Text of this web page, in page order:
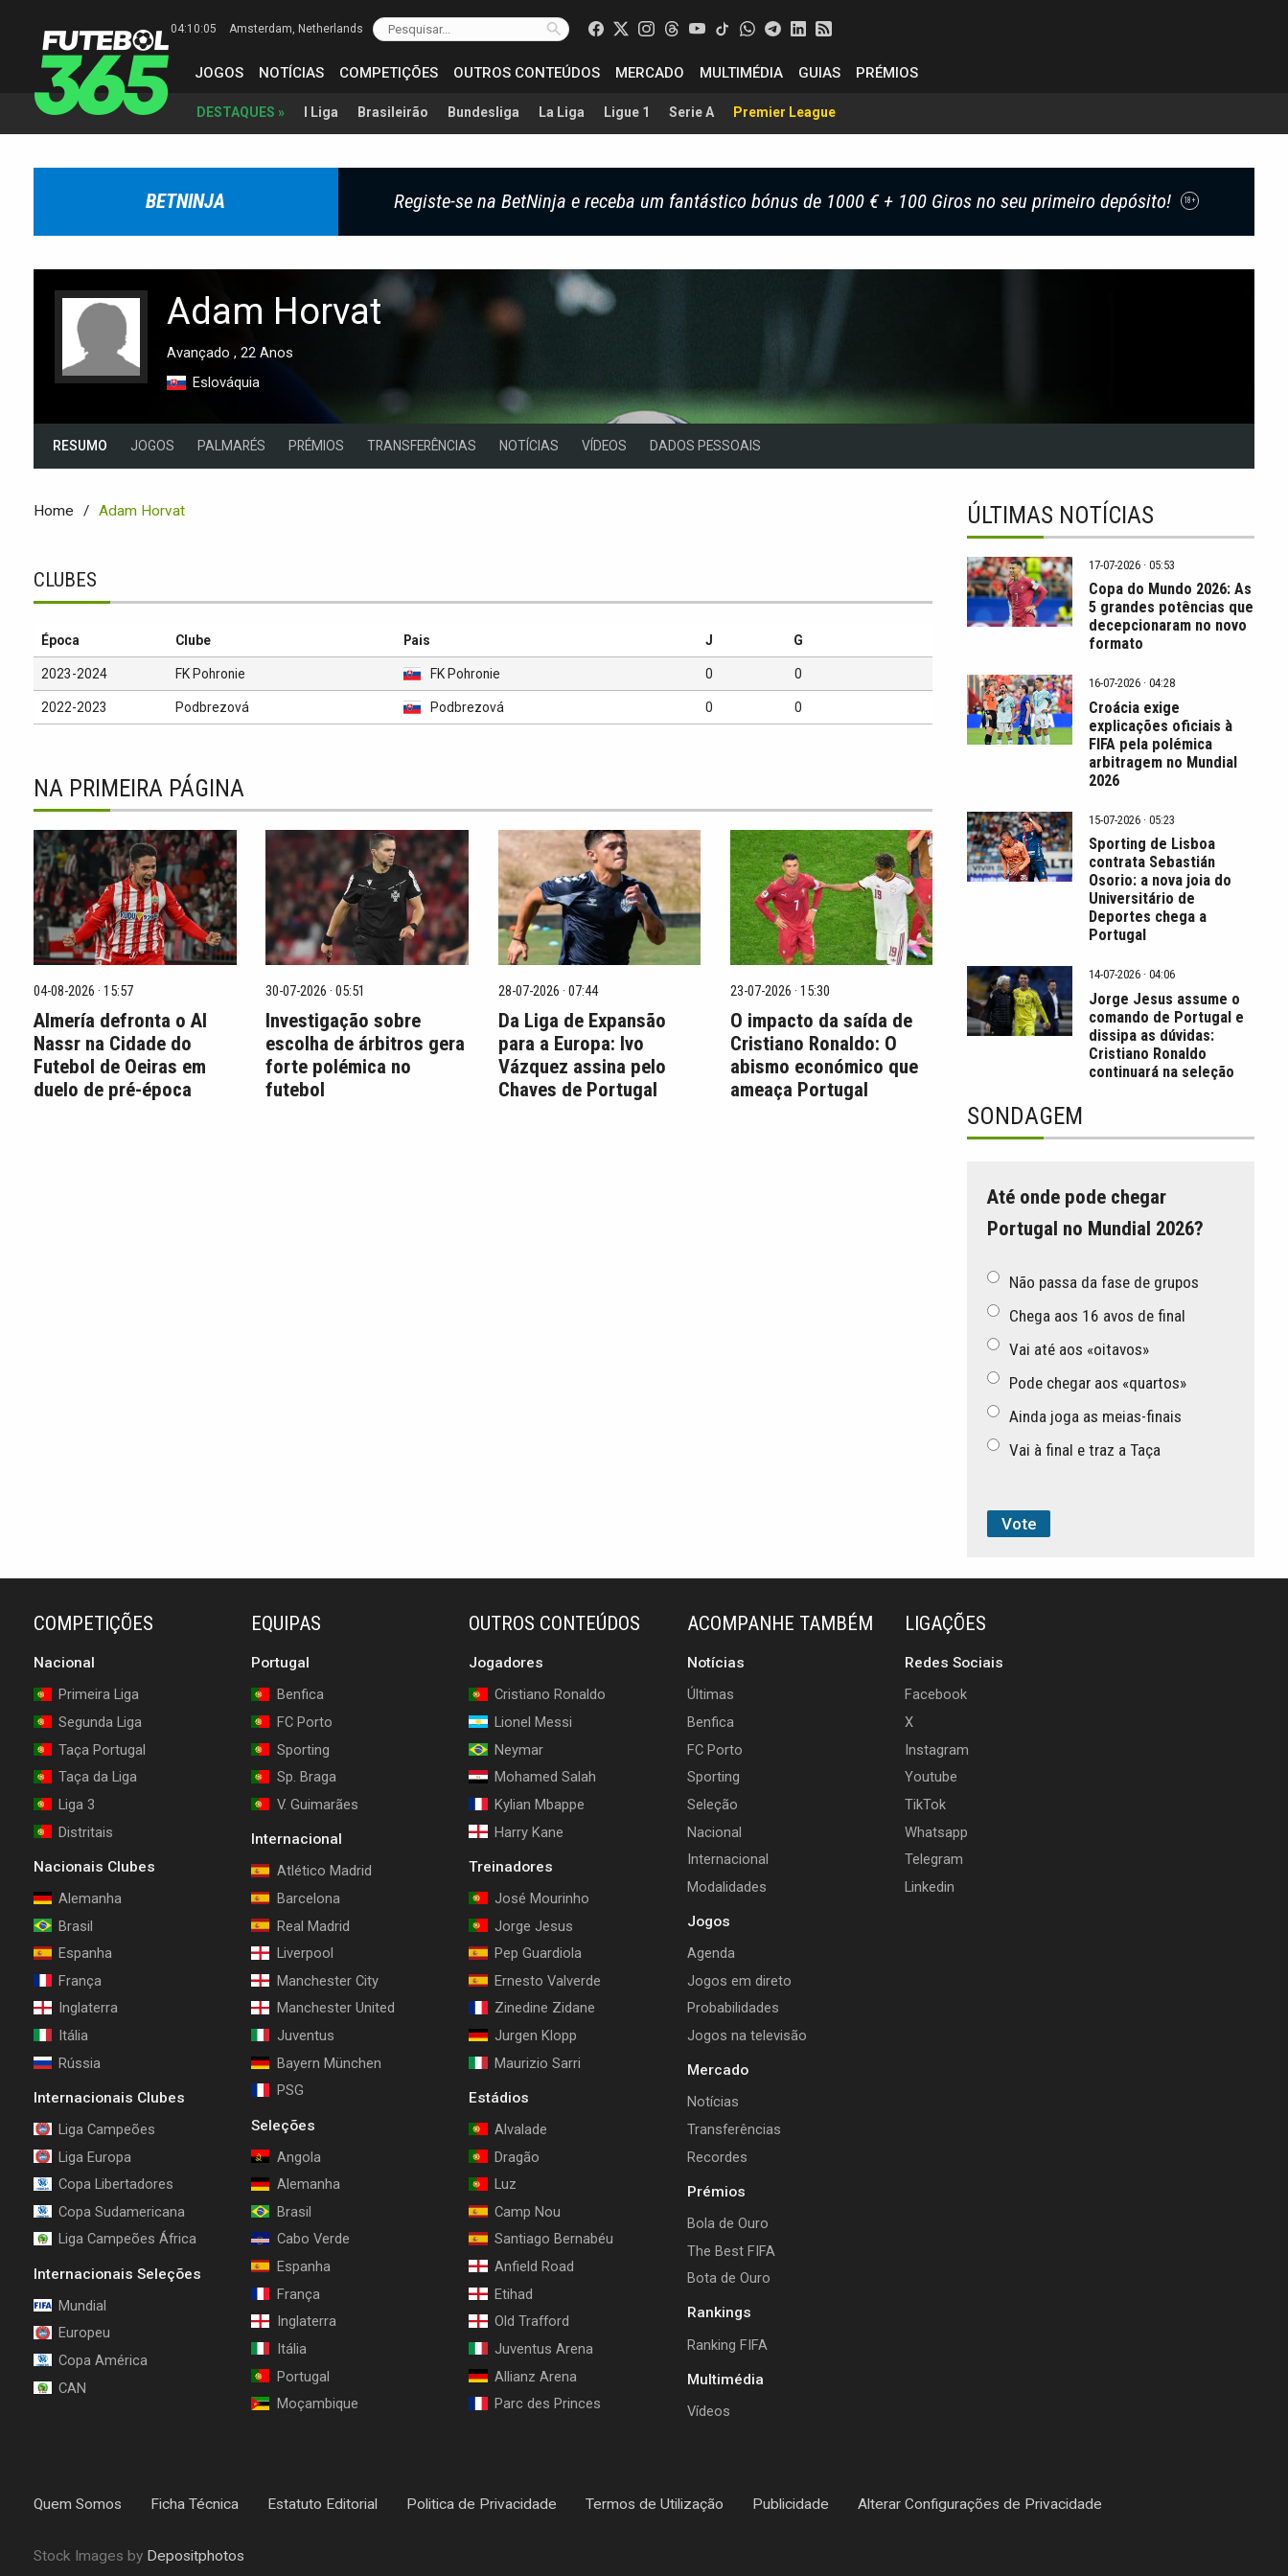
04:10:06 Amsterdam, Netherlands
JOGOS NOTÍCIAS COMPETIÇÕES OUTROS CONTEÚDOS MERCADO MULTIMÉDIA GUIAS PRÉMIOS
DESTAQUES » I Liga Brasileirão Bundesliga La Liga Ligue 1 Serie A Premier League
BETNINJA Registe-se na BetNinja e receba um fantástico bónus de 1000 € + 100 Giros no seu primeiro depósito! 18+
Adam Horvat
Avançado , 22 Anos
Eslováquia
RESUMO JOGOS PALMARÉS PRÉMIOS TRANSFERÊNCIAS NOTÍCIAS VÍDEOS DADOS PESSOAIS
Home Adam Horvat
CLUBES
Época Clube Pais J G
2023-2024 FK Pohronie FK Pohronie 0 0
2022-2023 Podbrezová Podbrezová 0 0
NA PRIMEIRA PÁGINA
04-08-2026 · 15:57
Almería defronta o Al
Nassr na Cidade do
Futebol de Oeiras em
duelo de pré-época
30-07-2026 · 05:51
Investigação sobre
escolha de árbitros gera
forte polémica no
futebol
28-07-2026 · 07:44
Da Liga de Expansão
para a Europa: Ivo
Vázquez assina pelo
Chaves de Portugal
23-07-2026 · 15:30
O impacto da saída de
Cristiano Ronaldo: O
abismo económico que
ameaça Portugal
ÚLTIMAS NOTÍCIAS
17-07-2026 · 05:53
Copa do Mundo 2026: As
5 grandes potências que
decepcionaram no novo
formato
16-07-2026 · 04:28
Croácia exige
explicações oficiais à
FIFA pela polémica
arbitragem no Mundial
2026
15-07-2026 · 05:23
Sporting de Lisboa
contrata Sebastián
Osorio: a nova joia do
Universitário de
Deportes chega a
Portugal
14-07-2026 · 04:06
Jorge Jesus assume o
comando de Portugal e
dissipa as dúvidas:
Cristiano Ronaldo
continuará na seleção
SONDAGEM
Até onde pode chegar
Portugal no Mundial 2026?
Não passa da fase de grupos
Chega aos 16 avos de final
Vai até aos «oitavos»
Pode chegar aos «quartos»
Ainda joga as meias-finais
Vai à final e traz a Taça
COMPETIÇÕES
Nacional
Primeira Liga
Segunda Liga
Taça Portugal
Taça da Liga
Liga 3
Distritais
Nacionais Clubes
Alemanha
Brasil
Espanha
França
Inglaterra
Itália
Rússia
Internacionais Clubes
Liga Campeões
Liga Europa
Copa Libertadores
Copa Sudamericana
Liga Campeões África
Internacionais Seleções
Mundial
Europeu
Copa América
CAN
EQUIPAS
Portugal
Benfica
FC Porto
Sporting
Sp. Braga
V. Guimarães
Internacional
Atlético Madrid
Barcelona
Real Madrid
Liverpool
Manchester City
Manchester United
Juventus
Bayern München
PSG
Seleções
Angola
Alemanha
Brasil
Cabo Verde
Espanha
França
Inglaterra
Itália
Portugal
Moçambique
OUTROS CONTEÚDOS
Jogadores
Cristiano Ronaldo
Lionel Messi
Neymar
Mohamed Salah
Kylian Mbappe
Harry Kane
Treinadores
José Mourinho
Jorge Jesus
Pep Guardiola
Ernesto Valverde
Zinedine Zidane
Jurgen Klopp
Maurizio Sarri
Estádios
Alvalade
Dragão
Luz
Camp Nou
Santiago Bernabéu
Anfield Road
Etihad
Old Trafford
Juventus Arena
Allianz Arena
Parc des Princes
ACOMPANHE TAMBÉM
Notícias
Últimas
Benfica
FC Porto
Sporting
Seleção
Nacional
Internacional
Modalidades
Jogos
Agenda
Jogos em direto
Probabilidades
Jogos na televisão
Mercado
Notícias
Transferências
Recordes
Prémios
Bola de Ouro
The Best FIFA
Bota de Ouro
Rankings
Ranking FIFA
Multimédia
Vídeos
LIGAÇÕES
Redes Sociais
Facebook
X
Instagram
Youtube
TikTok
Whatsapp
Telegram
Linkedin
Quem Somos Ficha Técnica Estatuto Editorial Politica de Privacidade Termos de Utilização Publicidade Alterar Configurações de Privacidade
Stock Images by Depositphotos